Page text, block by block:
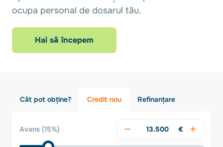
ocupa personal de dosarul tău.
Hai să începem
Cât pot obține? Credit nou Refinanțare
Avans (15%) €